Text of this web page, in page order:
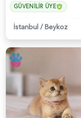
GÜVENILIR ÜYE
İstanbul /Beykoz